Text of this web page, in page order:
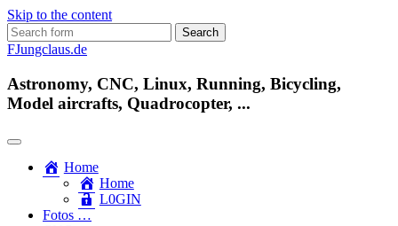
Skip to the content
Search
for:
FJungclaus.de
Astronomy, CNC, Linux, Running, Bicycling,
Model aircrafts, Quadrocopter, ...
Home
Home
L​0​​GIN
Fotos …